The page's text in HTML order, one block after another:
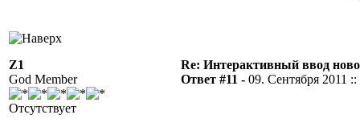
Z1
God Member
Отсутствует
Re: Интерактивный ввод
Ответ #11 - 09. Сентября 2011 ::